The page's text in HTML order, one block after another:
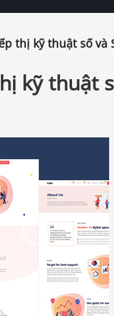
thị kỹ thuật số và
kỹ thuật